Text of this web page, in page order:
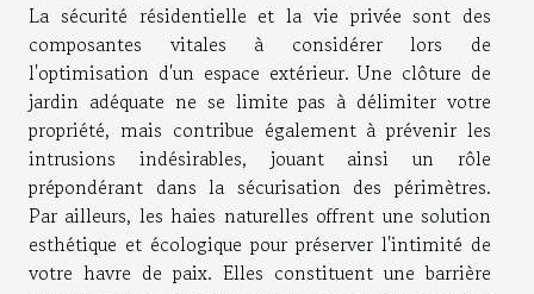
La sécurité résidentielle et la vie privée sont des
composantes vitales à considérer lors de
l'optimisation d'un espace extérieur. Une clôture de
jardin adéquate ne se limite pas à délimiter votre
propriété, mais contribue également à prévenir les
intrusions indésirables, jouant ainsi un rôle
prépondérant dans la sécurisation des périmètres.
Par ailleurs, les haies naturelles offrent une solution
esthétique et écologique pour préserver l'intimité de
votre havre de paix. Elles constituent une barrière